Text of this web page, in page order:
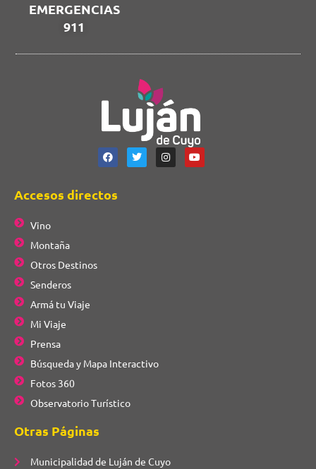
EMERGENCIAS
911
Accesos directos
Vino
Montaña
Otros Destinos
Senderos
Armá tu Viaje
Mi Viaje
Prensa
Búsqueda y Mapa Interactivo
Fotos 360
Observatorio Turístico
Otras Páginas
Municipalidad de Luján de Cuyo